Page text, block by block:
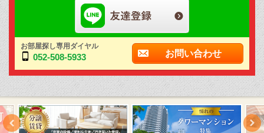
お部屋探し専用ダイヤル
052-508-5933 お問い合わせ